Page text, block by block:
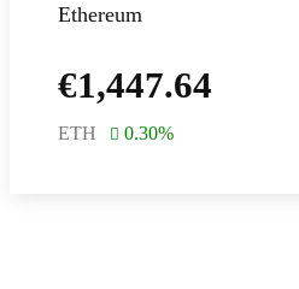
Ethereum
€1,447.64
ETH 0.30%